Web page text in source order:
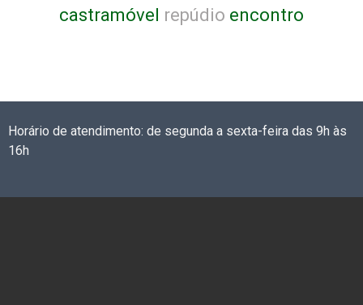
castramóvel repúdio encontro
Horário de atendimento: de segunda a sexta-feira das 9h às
16h